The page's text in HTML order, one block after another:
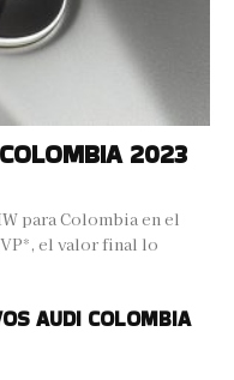
2023
para Colombia en el
el valor final lo
AUDI COLOMBIA